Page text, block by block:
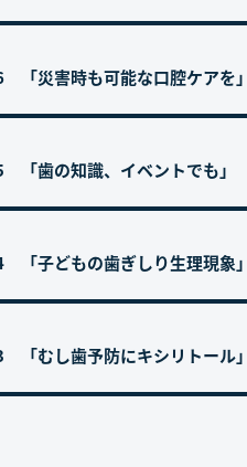
「災害時も可能な口腔ケアを」
「歯の知識、イベントでも」
「子どもの歯ぎしり生理現象」
「むし歯予防にキシリトール」